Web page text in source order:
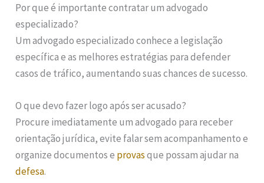
Por que é importante contratar um advogado
especializado?
Um advogado especializado conhece a legislação
específica e as melhores estratégias para defender
casos de tráfico, aumentando suas chances de sucesso.
O que devo fazer logo após ser acusado?
Procure imediatamente um advogado para receber
orientação jurídica, evite falar sem acompanhamento e
organize documentos e provasque possam ajudar na
defesa.